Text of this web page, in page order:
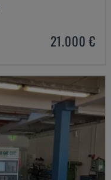
21.000 €